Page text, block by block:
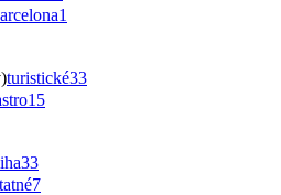
1
turistické33
15
33
7